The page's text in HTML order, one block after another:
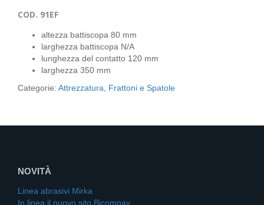
COD. 91EF
altezza battiscopa 80 mm
larghezza battiscopa N/A
lunghezza del contatto 120 mm
larghezza 350 mm
Categorie: Attrezzatura Frattoni e Spatole
NOVITÀ
Linea abrasivi Mirka
In linea il nuovo sito Bicompav